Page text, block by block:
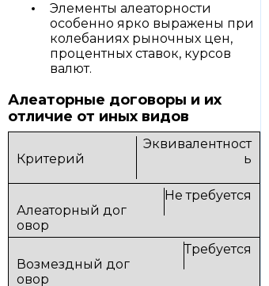
Элементы алеаторности
особенно ярко выражены при
колебаниях рыночных цен,
процентных ставок, курсов
валют.
Алеаторные договоры и их
отличие от иных видов
Эквивалентност
ь
Не требуется
Требуется